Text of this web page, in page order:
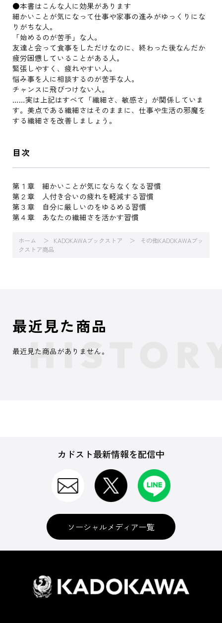
●本書はこんな人に効果があります
細かいことが気になって仕事や家事の進みがゆっくりにな
りがちな人。
「始めるのが苦手」な人。
友達と会って食事をしただけなのに、終わった後なんだか
疲労困憊していることがある人。
緊張しやすく、疲れやすい人。
悩み事を人に相談するのが苦手な人。
チャンスに飛びつけない人。
……実は上記はすべて「繊細さ、敏感さ」が関係していま
す。美点である繊細さはそのままに、仕事や生活の邪魔を
する繊細さを改善しましょう。
目次
第１章 細かいことが気にならなくなる習慣
第２章 人付き合いの疲れを軽減する習慣
第３章 自分に厳しいのをゆるめる習慣
第４章 あなたの繊細さを活かす習慣
ホーム KADOKAWAブックストア
その他KADOKAWAブッ
クストア商品
最近見た商品
最近見た商品がありません。
カドスト最新情報を配信中
ソーシャルメディア一覧